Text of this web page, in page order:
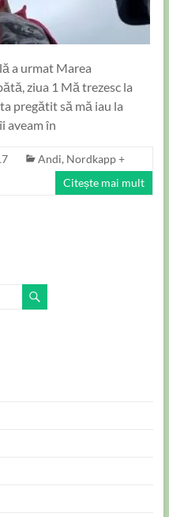
a urmat Marea
ziua 1 Mă trezesc la
pregătit să mă iau la
aveam în
Andi, Nordkapp +
Citește mai mult